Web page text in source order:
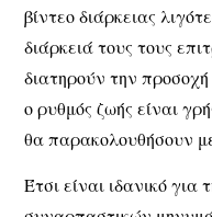
βίντεο διάρκειας
διάρκειά τους τους
διατηρούν την
ο ρυθμός ζωής είναι
θα παρακολουθήσουν
Έτσι είναι ιδανικό